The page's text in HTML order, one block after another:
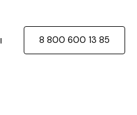
8 800 600 13 85